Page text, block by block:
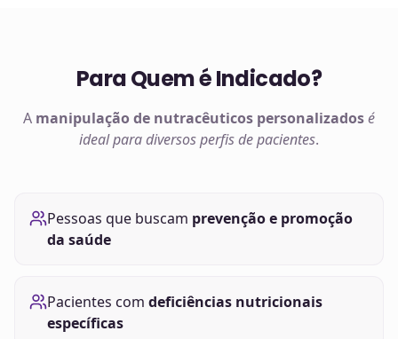
Para Quem é Indicado?
A manipulação de nutracêuticos personalizadosé
ideal para diversos perfis de pacientes.
Pessoas que buscam prevenção e promoção
da saúde
Pacientes com deficiências nutricionais
específicas